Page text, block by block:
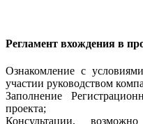
Регламент вхождения в
Ознакомление с
участии руководством
Заполнение
проекта;
Консультации,